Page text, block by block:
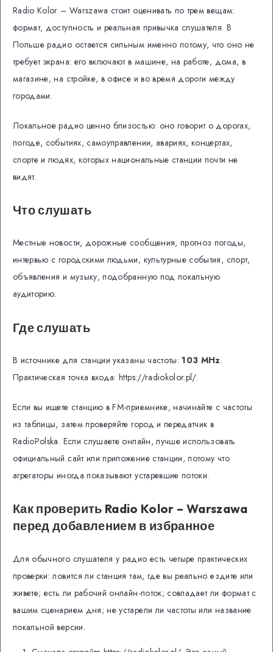
Radio Kolor – Warszawa стоит оценивать по трем вещам:
формат, доступность и реальная привычка слушателя. В
Польше радио остается сильным именно потому, что оно не
требует экрана: его включают в машине, на работе, дома, в
магазине, на стройке, в офисе и во время дороги между
городами.
Локальное радио ценно близостью: оно говорит о дорогах,
погоде, событиях, самоуправлении, авариях, концертах,
спорте и людях, которых национальные станции почти не
видят.
Что слушать
Местные новости, дорожные сообщения, прогноз погоды,
интервью с городскими людьми, культурные события, спорт,
объявления и музыку, подобранную под локальную
аудиторию.
Где слушать
В источнике для станции указаны частоты:103 MHz.
Практическая точка входа: https://radiokolor.pl/.
Если вы ищете станцию в FM-приемнике, начинайте с частоты
из таблицы, затем проверяйте город и передатчик в
RadioPolska. Если слушаете онлайн, лучше использовать
официальный сайт или приложение станции, потому что
агрегаторы иногда показывают устаревшие потоки.
Как проверить Radio Kolor – Warszawa
перед добавлением в избранное
Для обычного слушателя у радио есть четыре практических
проверки: ловится ли станция там, где вы реально ездите или
живете; есть ли рабочий онлайн-поток; совпадает ли формат с
вашим сценарием дня; не устарели ли частоты или название
локальной версии.